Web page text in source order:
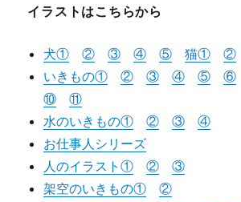
イラストはこちらから
犬① ② ③ ④ ⑤ 猫①
②
いきもの①
② ③ ④ ⑤ ⑥
⑩
⑪
水のいきもの①
② ③
④
お仕事人シリーズ
人のイラスト①
②
③
架空のいきもの①
②